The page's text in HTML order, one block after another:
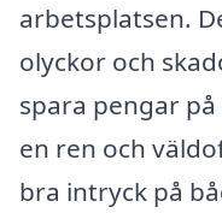
arbetsplatsen.
olyckor och
spara pengar
en ren och
bra intryck på